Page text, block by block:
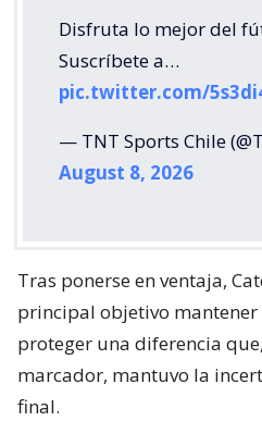
Disfruta lo mejor del
Suscríbete a…
pic.twitter.com/
— TNT Sports Chile
August 8, 2026
Tras ponerse en ventaja,
principal objetivo
proteger una diferencia
marcador, mantuvo la
final.